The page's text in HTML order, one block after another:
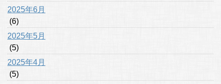
2025年6月
(6)
2025年5月
(5)
2025年4月
(5)